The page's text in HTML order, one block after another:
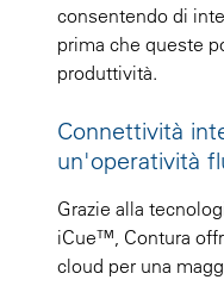
consentendo di
prima che queste
produttività.
Connettività
un'operatività
Grazie alla
iCue™, Contura
cloud per una